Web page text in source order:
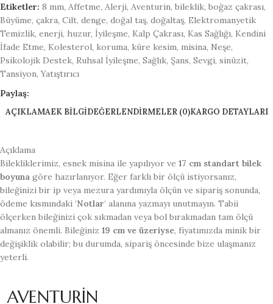
Etiketler: 8 mm, Affetme, Alerji, Aventurin, bileklik, boğaz çakrası,
Büyüme, çakra, Cilt, denge, doğal taş, doğaltaş, Elektromanyetik
Temizlik, enerji, huzur, İyileşme, Kalp Çakrası, Kas Sağlığı, Kendini
İfade Etme, Kolesterol, koruma, küre kesim, misina, Neşe,
Psikolojik Destek, Ruhsal İyileşme, Sağlık, Şans, Sevgi, sinüzit,
Tansiyon, Yatıştırıcı
Paylaş:
AÇIKLAMAEK BILGIDEĞERLENDIRMELER (0)KARGO DETAYLARI
Açıklama
Bilekliklerimiz, esnek misina ile yapılıyor ve 17 cm standart bilek
boyuna göre hazırlanıyor. Eğer farklı bir ölçü istiyorsanız,
bileğinizi bir ip veya mezura yardımıyla ölçün ve sipariş sonunda,
ödeme kısmındaki ‘Notlar‘ alanına yazmayı unutmayın. Tabii
ölçerken bileğinizi çok sıkmadan veya bol bırakmadan tam ölçü
almanız önemli. Bileğiniz 19 cm ve üzeriyse, fiyatımızda minik bir
değişiklik olabilir; bu durumda, sipariş öncesinde bize ulaşmanız
yeterli.
AVENTURİN